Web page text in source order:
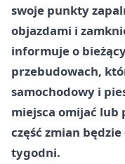
swoje punkty
objazdami i
informuje o
przebudowach,
samochodowy i
miejsca omijać lub
część zmian
tygodni.